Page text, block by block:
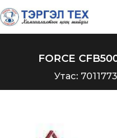
FORCE
Утас: